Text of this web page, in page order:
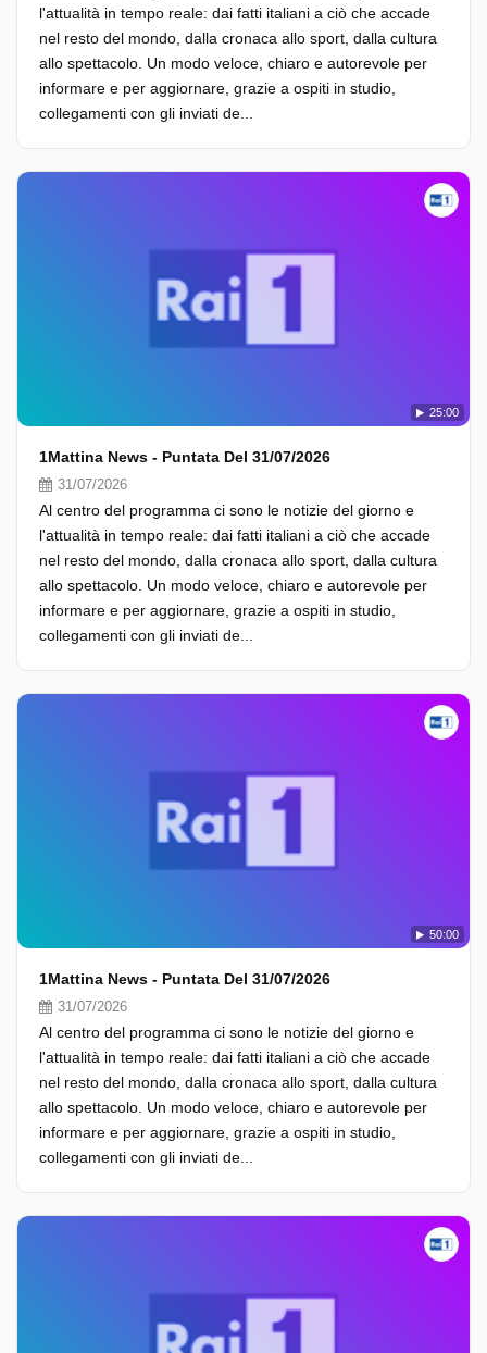
l'attualità in tempo reale: dai fatti italiani a ciò che accade
nel resto del mondo, dalla cronaca allo sport, dalla cultura
allo spettacolo. Un modo veloce, chiaro e autorevole per
informare e per aggiornare, grazie a ospiti in studio,
collegamenti con gli inviati de...
25:00
1Mattina News - Puntata Del 31/07/2026
31/07/2026
Al centro del programma ci sono le notizie del giorno e
l'attualità in tempo reale: dai fatti italiani a ciò che accade
nel resto del mondo, dalla cronaca allo sport, dalla cultura
allo spettacolo. Un modo veloce, chiaro e autorevole per
informare e per aggiornare, grazie a ospiti in studio,
collegamenti con gli inviati de...
50:00
1Mattina News - Puntata Del 31/07/2026
31/07/2026
Al centro del programma ci sono le notizie del giorno e
l'attualità in tempo reale: dai fatti italiani a ciò che accade
nel resto del mondo, dalla cronaca allo sport, dalla cultura
allo spettacolo. Un modo veloce, chiaro e autorevole per
informare e per aggiornare, grazie a ospiti in studio,
collegamenti con gli inviati de...